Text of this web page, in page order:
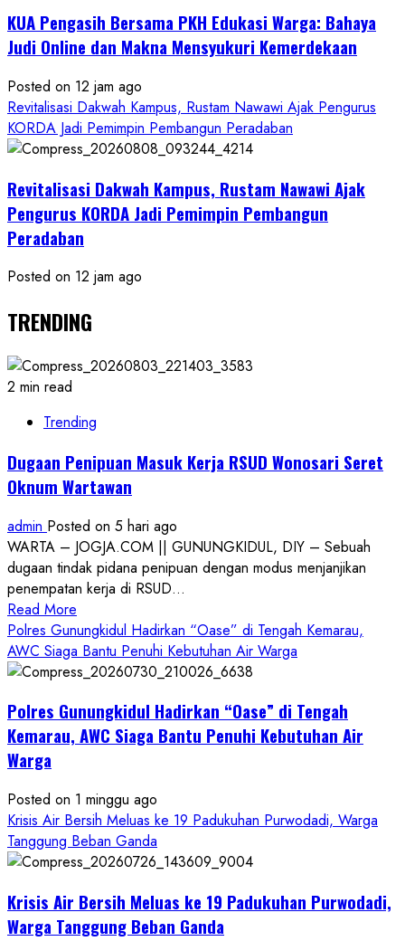
KUA Pengasih Bersama PKH Edukasi Warga: Bahaya
Judi Online dan Makna Mensyukuri Kemerdekaan
Posted on 12 jam ago
Revitalisasi Dakwah Kampus, Rustam Nawawi Ajak Pengurus
KORDA Jadi Pemimpin Pembangun Peradaban
Revitalisasi Dakwah Kampus, Rustam Nawawi Ajak
Pengurus KORDA Jadi Pemimpin Pembangun
Peradaban
Posted on 12 jam ago
TRENDING
2 min read
Trending
Dugaan Penipuan Masuk Kerja RSUD Wonosari Seret
Oknum Wartawan
admin Posted on 5 hari ago
WARTA – JOGJA.COM || GUNUNGKIDUL, DIY – Sebuah
dugaan tindak pidana penipuan dengan modus menjanjikan
penempatan kerja di RSUD...
Read More
more
about
Dugaan
Masuk
Kerja
Seret
Oknum
Wartawan
Polres Gunungkidul Hadirkan “Oase” di Tengah Kemarau,
AWC Siaga Bantu Penuhi Kebutuhan Air Warga
Polres Gunungkidul Hadirkan “Oase” di Tengah
Kemarau, AWC Siaga Bantu Penuhi Kebutuhan Air
Warga
Posted on 1 minggu ago
Krisis Air Bersih Meluas ke 19 Padukuhan Purwodadi, Warga
Tanggung Beban Ganda
Krisis Air Bersih Meluas ke 19 Padukuhan Purwodadi,
Warga Tanggung Beban Ganda